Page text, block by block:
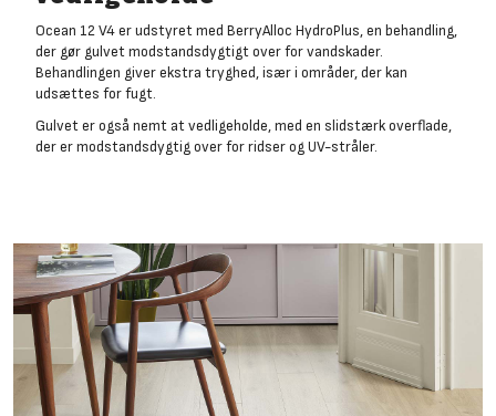
Ocean 12 V4 er udstyret med BerryAlloc HydroPlus, en behandling,
der gør gulvet modstandsdygtigt over for vandskader.
Behandlingen giver ekstra tryghed, især i områder, der kan
udsættes for fugt.
Gulvet er også nemt at vedligeholde, med en slidstærk overflade,
der er modstandsdygtig over for ridser og UV-stråler.